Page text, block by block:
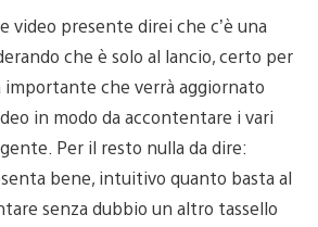
video presente direi che c’è una
che è solo al lancio, certo per
importante che verrà aggiornato
in modo da accontentare i vari
Per il resto nulla da dire:
bene, intuitivo quanto basta al
senza dubbio un altro tassello